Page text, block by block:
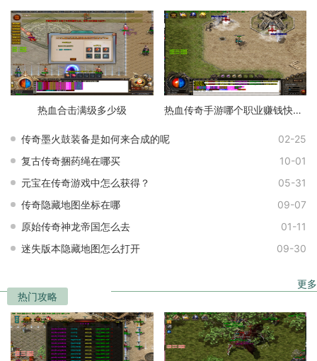
热血合击满级多少级 热血传奇手游哪个职业赚钱快一点
传奇墨火鼓装备是如何来合成的呢
02-25
复古传奇捆药绳在哪买
10-01
元宝在传奇游戏中怎么获得？
05-31
传奇隐藏地图坐标在哪
09-07
原始传奇神龙帝国怎么去
01-11
迷失版本隐藏地图怎么打开
09-30
热门攻略
更多